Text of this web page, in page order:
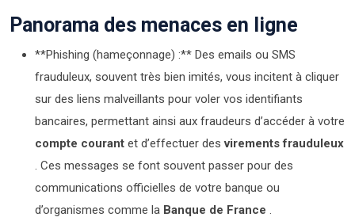
Panorama des menaces en ligne
**Phishing (hameçonnage) :** Des emails ou SMS
frauduleux, souvent très bien imités, vous incitent à cliquer
sur des liens malveillants pour voler vos identifiants
bancaires, permettant ainsi aux fraudeurs d’accéder à votre
compte courant et d’effectuer desvirements frauduleux
. Ces messages se font souvent passer pour des
communications officielles de votre banque ou
d’organismes comme la Banque de France .